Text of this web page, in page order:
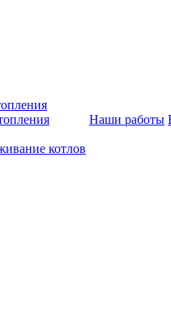
котлов
Наши работы